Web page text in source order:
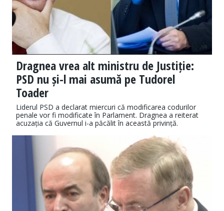
Dragnea vrea alt ministru de Justiție:
PSD nu și-l mai asumă pe Tudorel
Toader
Liderul PSD a declarat miercuri că modificarea codurilor
penale vor fi modificate în Parlament. Dragnea a reiterat
acuzația că Guvernul i-a păcălit în această privință.